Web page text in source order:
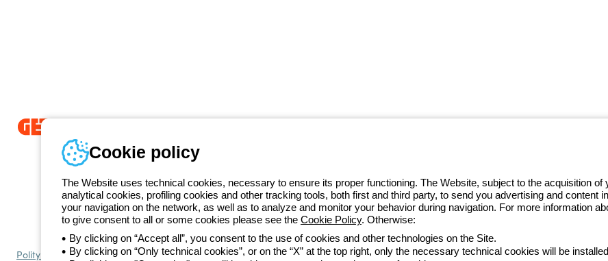
Od 2025 roku firma Beghelli jest częścią Grupy GEWISS, działając w ramach ekosystemu GEWISS
LightZone, w którym tworzymy zintegrowane rozwiązania oświetleniowe, przekształcające złożoność w
Numer telefonu
Od poniedziałku do piątku w godzinach 8:00 do 16:00 +48 32 422 55 79
Polityka prywatnościPolityka cookiesOgólne warunki sprzedażyWszystkie dokumentyDeklaracja dostępnościRealizacja strony
Cookie policy
The Website uses technical cookies, necessary to ensure its proper functioning. The Website, subject to the acquisition
analytical cookies, profiling cookies and other tracking tools, both first and third party, to send you advertising and content
your navigation on the network, as well as to analyze and monitor your behavior during navigation. For more information
to give consent to all or some cookies please see the Cookie Policy. Otherwise:
By clicking on “Accept all”, you consent to the use of cookies and other technologies on the Site.
By clicking on “Only technical cookies”, or on the “X” at the top right, only the necessary technical cookies will be